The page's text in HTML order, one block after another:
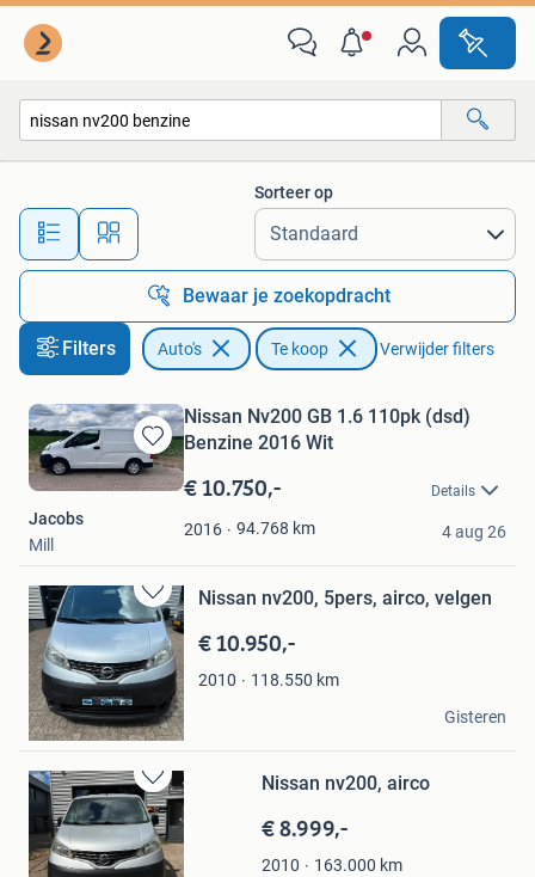
Alle afstanden…
Sorteer op
Bewaar je zoekopdracht
Filters Auto's Te koop Verwijder filters
Bewaren
in
Favorieten
Nissan Nv200 GB 1.6 110pk (dsd)
Benzine 2016 Wit
€ 10.750,- Details
2016 94.768 km
Jacobs
Mill
4 aug 26
Bewaren
in
Mijn
Favorieten
Nissan nv200, 5pers, airco, velgen
€ 10.950,-
2010 118.550 km
Autohuis Unique
Apeldoorn
Gisteren
Bewaren
in
Mijn
Favorieten
Nissan nv200, airco
€ 8.999,-
2010 163.000 km